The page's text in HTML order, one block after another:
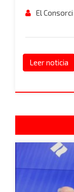
El Consorci
Leer noticia